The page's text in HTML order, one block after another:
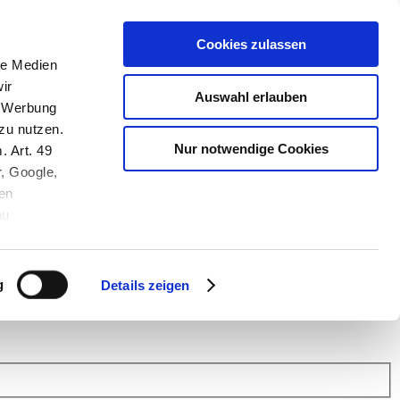
Medien
nutzen.
Art. 49
Google,
Details zeigen
Cookies zulassen
Auswahl erlauben
Nur notwendige Cookies